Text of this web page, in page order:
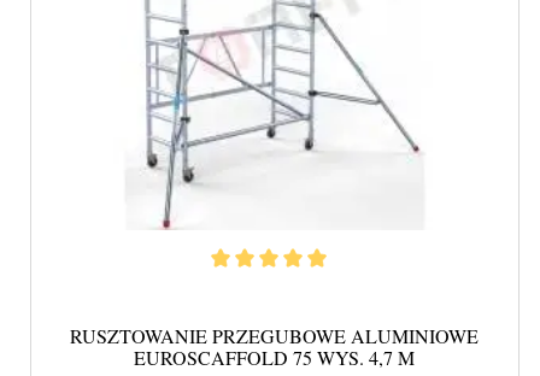
RUSZTOWANIE PRZEGUBOWE ALUMINIOWE
EUROSCAFFOLD 75 WYS. 4,7 M